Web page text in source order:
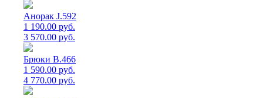
Анорак J.592
1 190.00 руб.
3 570.00 руб.
Брюки B.466
1 590.00 руб.
4 770.00 руб.